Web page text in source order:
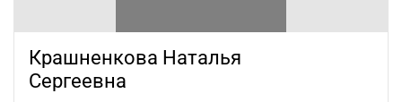
Крашненкова Наталья
Сергеевна